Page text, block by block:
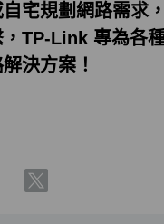
宅規劃網路需求
TP-Link 專為各
決方案！